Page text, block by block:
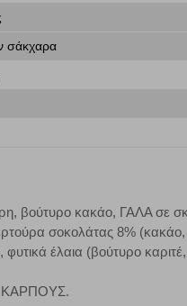
σάκχαρα
βούτυρο κακάο, ΓΑΛΑ σε
σοκολάτας 8%
έλαια (βούτυρο καριτέ,
ΚΑΡΠΟΥΣ.
μέσω του ιστότοπού μας. Εφ’
σε άλλες τοποθεσίες. Τα
δεν θα λαμβάνετε
του ιστότοπού μας,
του χρήστη και το
κατηγορίας cookies, δεν θα
Έχετε ωστόσο τη
ορισμένα τμήματα του